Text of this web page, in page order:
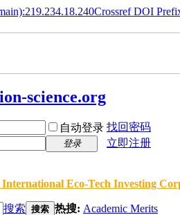
Crossref DOI
自动登录 找回密码
登录
立即注册
International Eco-Tech Investing
搜索 搜索 热搜: Academic Merits